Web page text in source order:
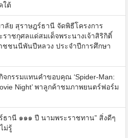
ใต้
ลัย สุราษฎร์ธานี จัดพิธีโครงการ
าชกุศลแด่สมเด็จพระนางเจ้าสิริกิติ์
ชนนีพันปีหลวง ประจำปีการศึกษา
จกรรมแทนคำขอบคุณ ‘Spider-Man:
Night’ พาลูกค้าชมภาพยนตร์ฟอร์ม
ธานี ๑๑๑ ปี นามพระราชทาน” สิ่งดีๆ
ม่รู้